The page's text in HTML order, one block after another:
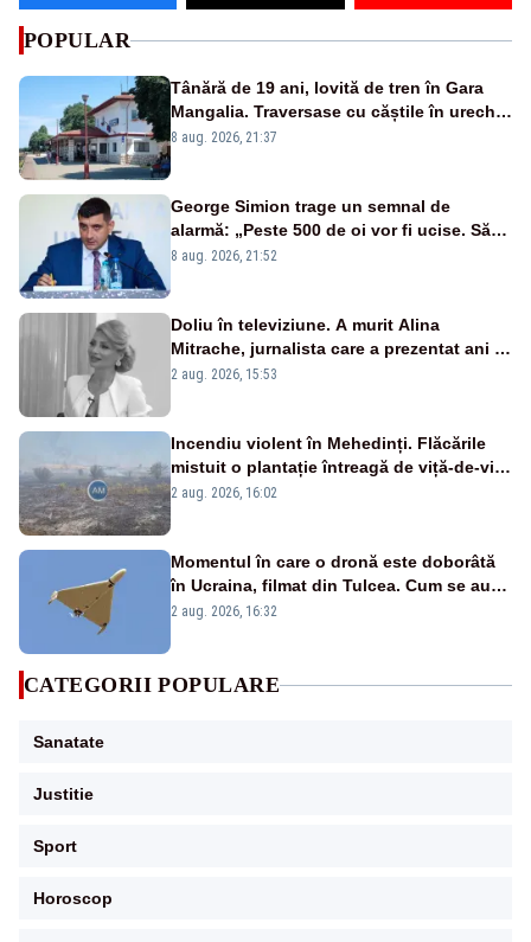
POPULAR
Tânără de 19 ani, lovită de tren în Gara
Mangalia. Traversase cu căștile în urechi
liniile printr-un loc nepermis
8 aug. 2026, 21:37
George Simion trage un semnal de
alarmă: „Peste 500 de oi vor fi ucise. Să
vedem dacă ciobanii vor fi despăgubiți”
8 aug. 2026, 21:52
Doliu în televiziune. A murit Alina
Mitrache, jurnalista care a prezentat ani la
rând știrile pentru dobrogeni
2 aug. 2026, 15:53
Incendiu violent în Mehedinți. Flăcările
mistuit o plantație întreagă de viță-de-vie
și au pătruns în pădure
2 aug. 2026, 16:02
Momentul în care o dronă este doborâtă
în Ucraina, filmat din Tulcea. Cum se aude
sunetul războiului la graniță - VIDEO
2 aug. 2026, 16:32
CATEGORII POPULARE
Sanatate
Justitie
Sport
Horoscop